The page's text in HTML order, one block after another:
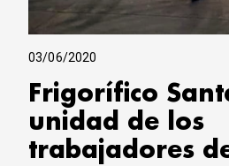
03/06/2020
Frigorífico
unidad de los
trabajadores